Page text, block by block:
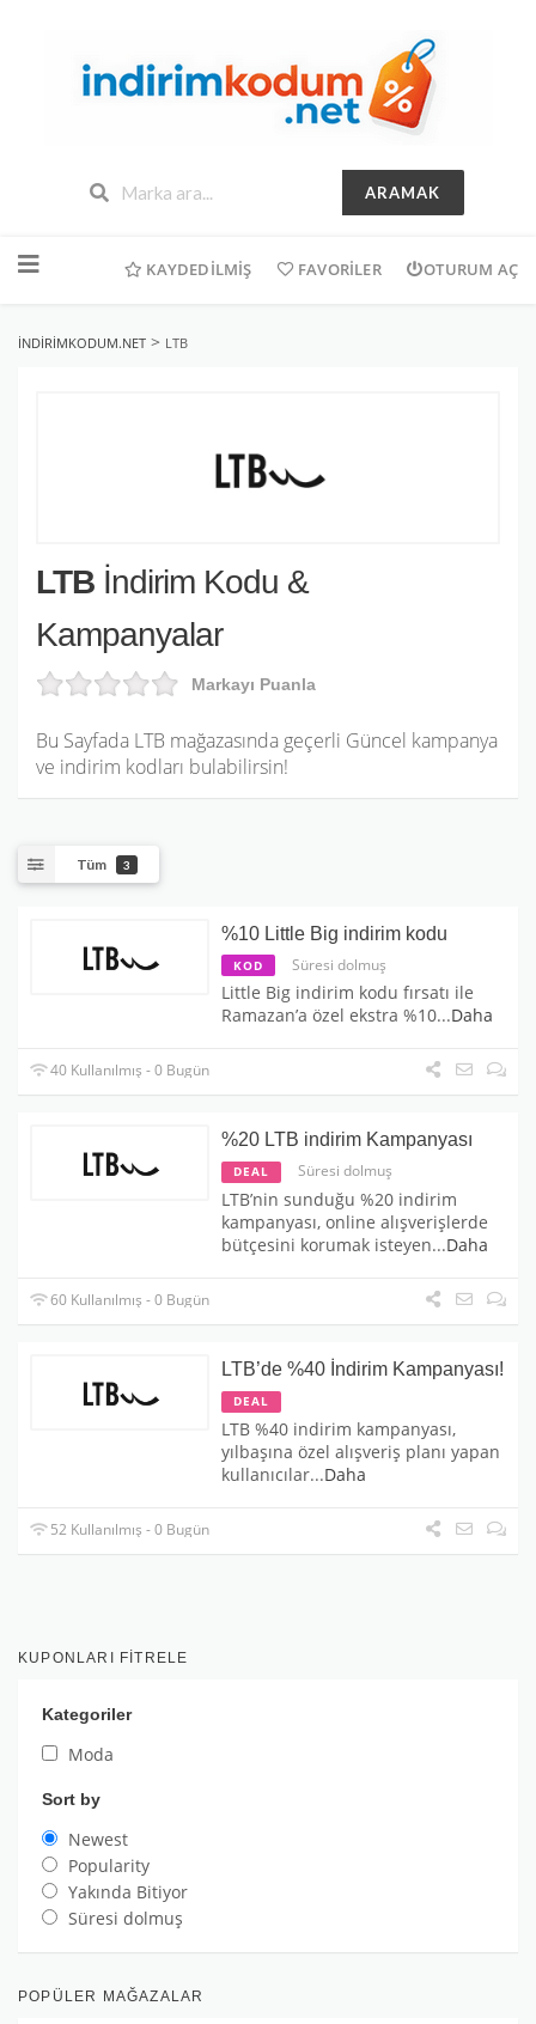
ARAMAK
geç
KAYDEDILMIŞ FAVORILER OTURUM AÇ
INDIRIMKODUM.NET > LTB
LTB İndirim Kodu &
Kampanyalar
Markayı Puanla
Bu Sayfada LTB mağazasında geçerli Güncel kampanya
ve indirim kodları bulabilirsin!
Tüm 3
%10 Little Big indirim kodu
KOD Süresi dolmuş
Little Big indirim kodu fırsatı ile
Ramazan’a özel ekstra %10...Daha
40 Kullanılmış - 0 Bugün
%20 LTB indirim Kampanyası
DEAL Süresi dolmuş
LTB’nin sunduğu %20 indirim
kampanyası, online alışverişlerde
bütçesini korumak isteyen...Daha
60 Kullanılmış - 0 Bugün
LTB’de %40 İndirim Kampanyası!
DEAL
LTB %40 indirim kampanyası,
yılbaşına özel alışveriş planı yapan
kullanıcılar...Daha
52 Kullanılmış - 0 Bugün
KUPONLARI FITRELE
Kategoriler
Moda
Sort by
Newest
Popularity
Yakında Bitiyor
Süresi dolmuş
POPÜLER MAĞAZALAR